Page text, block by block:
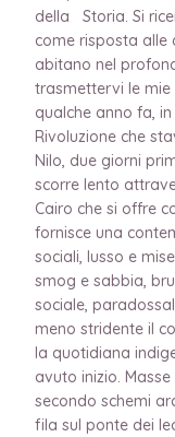
della Storia. Si
come risposta alle
abitano nel
trasmettervi le mie
qualche anno fa, in
Rivoluzione che
Nilo, due giorni
scorre lento
Cairo che si offre
fornisce una
sociali, lusso e
smog e sabbia,
sociale,
meno stridente il
la quotidiana
avuto inizio.
secondo schemi
fila sul ponte dei